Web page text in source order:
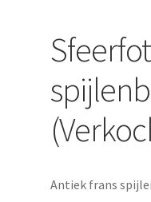
Antiek frans